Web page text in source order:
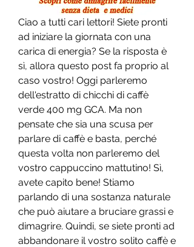
Ciao a tutti cari lettori! Siete pronti
ad iniziare la giornata con una
carica di energia? Se la risposta è
sì, allora questo post fa proprio al
caso vostro! Oggi parleremo
dell'estratto di chicchi di caffè
verde 400 mg GCA. Ma non
pensate che sia una scusa per
parlare di caffè e basta, perché
questa volta non parleremo del
vostro cappuccino mattutino! Sì,
avete capito bene! Stiamo
parlando di una sostanza naturale
che può aiutare a bruciare grassi e
dimagrire. Quindi, se siete pronti ad
abbandonare il vostro solito caffè e